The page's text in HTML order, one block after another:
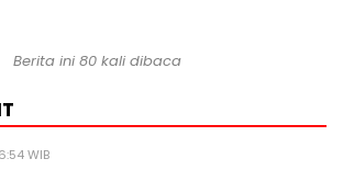
Berita ini 80kali dibaca
WIB